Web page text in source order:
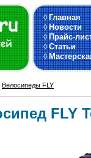
◊Главная
◊Новости
◊Прайс-
◊Статьи
◊
Велосипеды FLY
FLY